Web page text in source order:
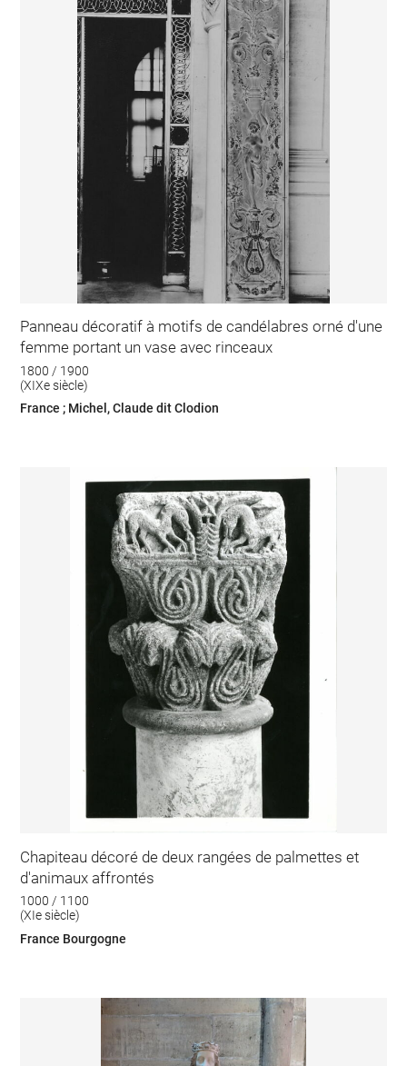
Panneau décoratif à motifs de candélabres orné d'une
femme portant un vase avec rinceaux
1800 / 1900
(XIXe siècle)
France ; Michel, Claude dit Clodion
Chapiteau décoré de deux rangées de palmettes et
d'animaux affrontés
1000 / 1100
(XIe siècle)
France Bourgogne